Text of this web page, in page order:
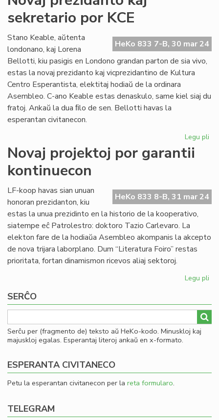
sekretario por KCE
HeKo 833 7-B, 30 mar 24
Stano Keable, aŭtenta
londonano, kaj Lorena
Bellotti, kiu pasigis en Londono grandan parton de sia vivo,
estas la novaj prezidanto kaj vicprezidantino de Kultura
Centro Esperantista, elektitaj hodiaŭ de la ordinara
Asembleo. C-ano Keable estas denaskulo, same kiel siaj du
fratoj. Ankaŭ la dua ﬁlo de sen. Bellotti havas la
esperantan civitanecon.
Legu pli
por
Novaj projektoj por garantii
kontinuecon
HeKo 833 8-B, 31 mar 24
LF-koop havas sian unuan
honoran prezidanton, kiu
estas la unua prezidinto en la historio de la kooperativo,
siatempe eĉ Patrolestro: doktoro Tazio Carlevaro. La
elekton fare de la hodiaŭa Asembleo akompanis la akcepto
de nova trijara laborplano. Dum “Literatura Foiro” restas
prioritata, fortan dinamismon ricevos aliaj sektoroj.
Legu pli
por
SERĈO
Serĉu per (fragmento de) teksto aŭ HeKo-kodo. Minuskloj kaj
majuskloj egalas. Esperantaj literoj ankaŭ en x-formato.
ESPERANTA CIVITANECO
Petu la esperantan civitanecon per la reta formularo.
TELEGRAM